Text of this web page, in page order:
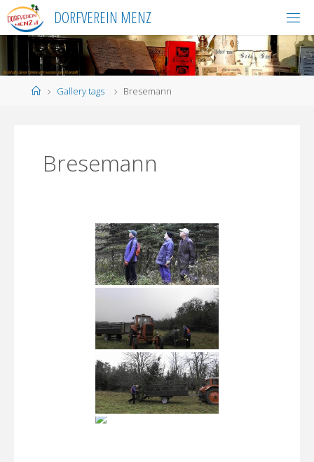
Skip
to
content
DORFVEREIN MENZ
HomeGallery tags Bresemann
Bresemann